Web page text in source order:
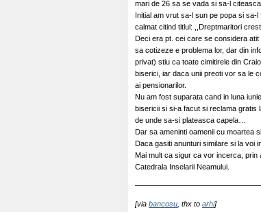
mari de 26 sa se vada si sa-l citeasca
Initial am vrut sa-l sun pe popa si
calmat citind titlul: ,,Dreptmaritori
Deci era pt. cei care se considera
sa cotizeze e problema lor, dar din
privat) stiu ca toate cimitirele din
biserici, iar daca unii preoti vor sa le
ai pensionarilor.
Nu am fost suparata cand in luna
bisericii si si-a facut si reclama gratis
de unde sa-si plateasca capela…
Dar sa ameninti oamenii cu moartea
Daca gasiti anunturi similare si la voi
Mai mult ca sigur ca vor incerca, prin
Catedrala Inselarii Neamului.
[via bancosu , thx to arhi]